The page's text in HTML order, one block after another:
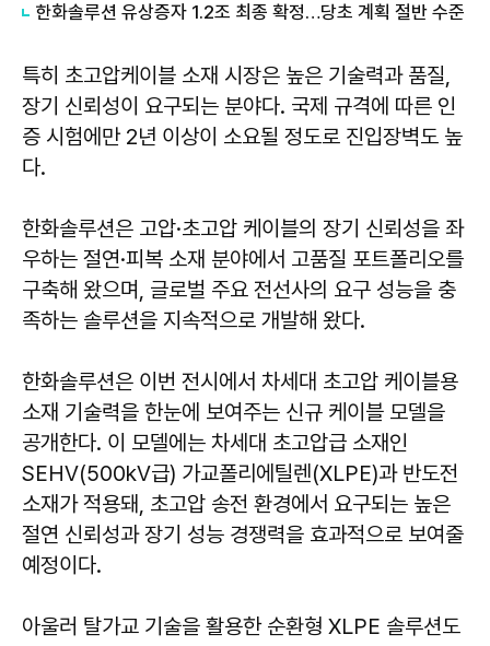
한화솔루션 유상증자 1.2조 최종 확정…당초 계획 절반 수준
특히 초고압케이블 소재 시장은 높은 기술력과 품질,
장기 신뢰성이 요구되는 분야다. 국제 규격에 따른 인
증 시험에만 2년 이상이 소요될 정도로 진입장벽도 높
다.
한화솔루션은 고압·초고압 케이블의 장기 신뢰성을 좌
우하는 절연·피복 소재 분야에서 고품질 포트폴리오를
구축해 왔으며, 글로벌 주요 전선사의 요구 성능을 충
족하는 솔루션을 지속적으로 개발해 왔다.
한화솔루션은 이번 전시에서 차세대 초고압 케이블용
소재 기술력을 한눈에 보여주는 신규 케이블 모델을
공개한다. 이 모델에는 차세대 초고압급 소재인
SEHV(500kV급) 가교폴리에틸렌(XLPE)과 반도전
소재가 적용돼, 초고압 송전 환경에서 요구되는 높은
절연 신뢰성과 장기 성능 경쟁력을 효과적으로 보여줄
예정이다.
아울러 탈가교 기술을 활용한 순환형 XLPE 솔루션도